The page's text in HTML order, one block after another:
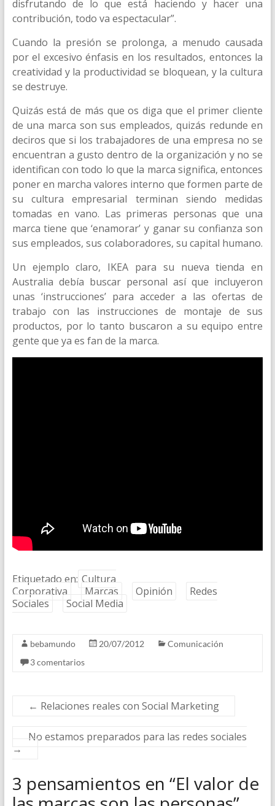
disfrutando de lo que está haciendo y hacer una
contribución, todo va espectacular”.
Cuando la presión se prolonga, a menudo causada
por el excesivo énfasis en los resultados, entonces la
creatividad y la productividad se bloquean, y la cultura
se destruye.
Quizás está de más que os diga que el primer cliente
de una marca son sus empleados, quizás redunde en
deciros que si los trabajadores de una empresa no se
encuentran a gusto dentro de la organización y no se
identifican con todo lo que la marca significa, entonces
poner en marcha valores interno que formen parte de
su cultura empresarial terminan siendo medidas
tomadas en vano. Las primeras personas que una
marca tiene que ‘enamorar’ y ganar su confianza son
sus empleados, sus colaboradores, su capital humano.
Un ejemplo claro, IKEA para su nueva tienda en
Australia debía buscar personal así que incluyeron
unas ‘instrucciones’ para acceder a las ofertas de
trabajo con las instrucciones de montaje de sus
productos, por lo tanto buscaron a su equipo entre
gente que ya es fan de la marca.
Etiquetado en: Cultura
Corporativa
Marcas Opinión
Redes
Sociales
Social Media
bebamundo 20/07/2012
Comunicación
3 comentarios
← Relaciones reales con Social Marketing
No estamos preparados para las redes sociales
→
3 pensamientos en “El valor de